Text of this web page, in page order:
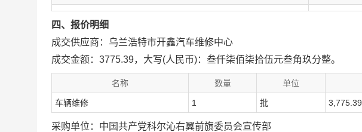
四、报价明细
成交供应商：乌兰浩特市开鑫汽车维修中心
成交金额：3775.39，大写(人民币)：叁仟柒佰柒拾伍元叁角玖分整。
名称 数量 单位
车辆维修 1 批 3,775.39
采购单位：中国共产党科尔沁右翼前旗委员会宣传部